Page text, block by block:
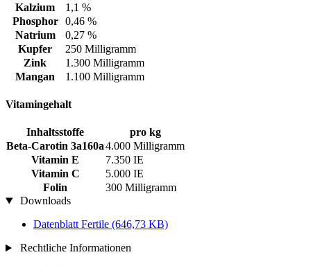
Kalzium
1,1 %
Phosphor
0,46 %
Natrium
0,27 %
Kupfer
250 Milligramm
Zink
1.300 Milligramm
Mangan
1.100 Milligramm
Vitamingehalt
Inhaltsstoffe
pro kg
Beta-Carotin 3a160a4.000 Milligramm
Vitamin E
7.350 IE
Vitamin C
5.000 IE
Folin
300 Milligramm
Downloads
Datenblatt Fertile (646,73 KB)
Rechtliche Informationen